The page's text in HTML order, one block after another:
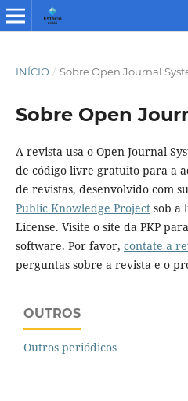
INÍCIO / Sobre Open Journal
Sobre Open
A revista usa o Open Journal
de código livre gratuito para a
de revistas, desenvolvido com
Public Knowledge Projectsob a
License. Visite o site da PKP
software. Por favor, contate a
perguntas sobre a revista e o
OUTROS
Outros periódicos